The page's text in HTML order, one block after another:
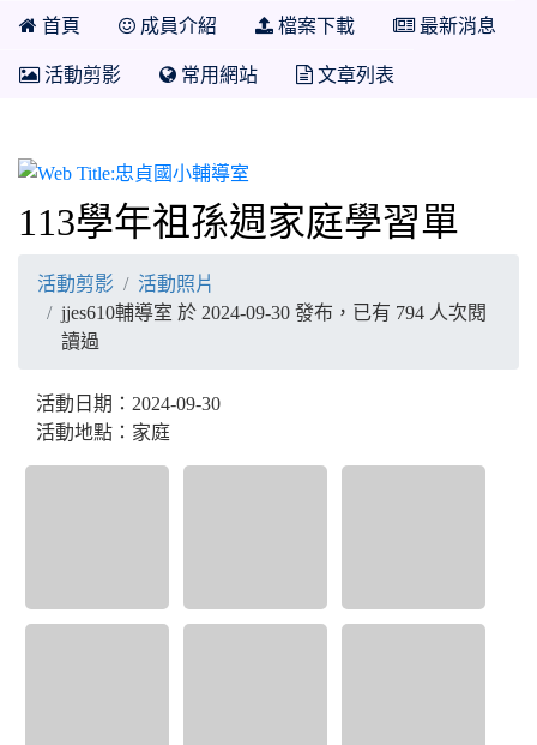
首頁 成員介紹 檔案下載 最新消息
活動剪影 常用網站 文章列表
113學年祖孫週家庭學習單
活動剪影
活動照片
jjes610輔導室 於 2024-09-30 發布，已有 794 人次閱
讀過
活動日期：2024-09-30
活動地點：家庭